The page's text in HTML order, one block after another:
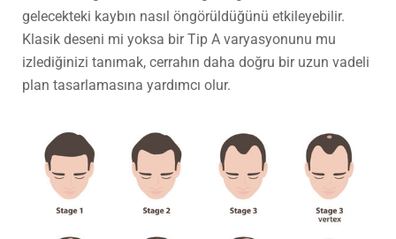
gelecekteki kaybın nasıl öngörüldüğünü etkileyebilir.
Klasik deseni mi yoksa bir Tip A varyasyonunu mu
izlediğinizi tanımak, cerrahın daha doğru bir uzun vadeli
plan tasarlamasına yardımcı olur.